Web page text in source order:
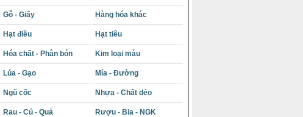
Gỗ - Giấy Hàng hóa khác
Hạt điều Hạt tiêu
Hóa chất - Phân bón Kim loại màu
Lúa - Gạo Mía - Đường
Ngũ cốc Nhựa - Chất dẻo
Rau - Củ - Quả Rượu - Bia - NGK